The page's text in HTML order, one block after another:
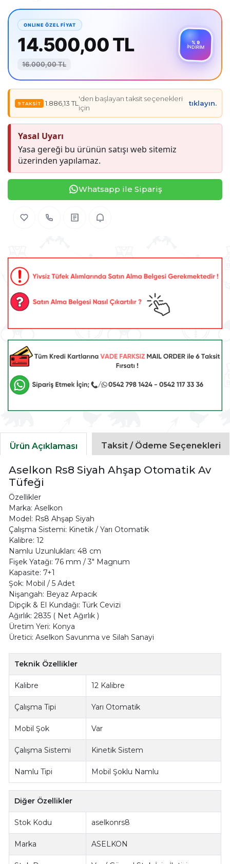
% 9
İNDİRİM
16.000,00 TL
14.500,00 TL
1.886,13 TL
'den başlayan taksit seçenekleri
için
tıklayın.
Yasal Uyarı
Yasa gereği bu ürünün satışı web sitemiz
üzerinden yapılamaz.
Whatsapp ile Sipariş
Ürün Açıklaması Taksit / Ödeme Seçenekleri
Aselkon Rs8 Siyah Ahşap Otomatik Av
Tüfeği
Özellikler
Marka: Aselkon
Model: Rs8 Ahşap Siyah
Çalışma Sistemi: Kinetik / Yarı Otomatik
Kalibre: 12
Namlu Uzunlukları: 48 cm
Fişek Yatağı: 76 mm / 3" Magnum
Kapasite: 7+1
Şok: Mobil / 5 Adet
Nişangah: Beyaz Arpacık
Dipçik & El Kundağı: Türk Cevizi
Ağırlık: 2835 ( Net Ağırlık )
Üretim Yeri: Konya
Üretici: Aselkon Savunma ve Silah Sanayi
Teknik Özellikler
Kalibre 12 Kalibre
Çalışma Tipi Yarı Otomatik
Mobil Şok Var
Çalışma Sistemi Kinetik Sistem
Namlu Tipi Mobil Şoklu Namlu
Diğer Özellikler
Stok Kodu aselkonrs8
Marka ASELKON